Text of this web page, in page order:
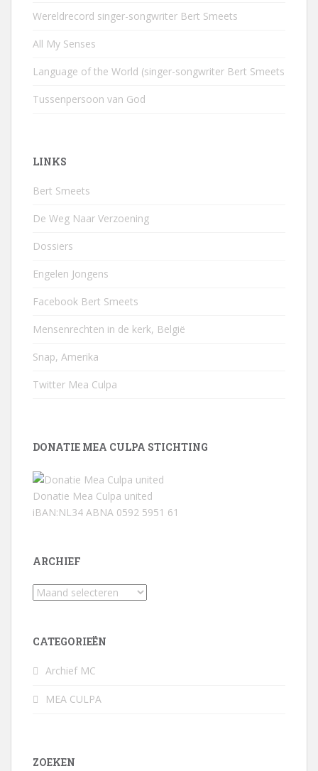
Wereldrecord singer-songwriter Bert Smeets
All My Senses
Language of the World (singer-songwriter Bert Smeets
Tussenpersoon van God
LINKS
Bert Smeets
De Weg Naar Verzoening
Dossiers
Engelen Jongens
Facebook Bert Smeets
Mensenrechten in de kerk, België
Snap, Amerika
Twitter Mea Culpa
DONATIE MEA CULPA STICHTING
Donatie Mea Culpa united
iBAN:NL34 ABNA 0592 5951 61
ARCHIEF
Archief
CATEGORIEËN
Archief MC
MEA CULPA
ZOEKEN